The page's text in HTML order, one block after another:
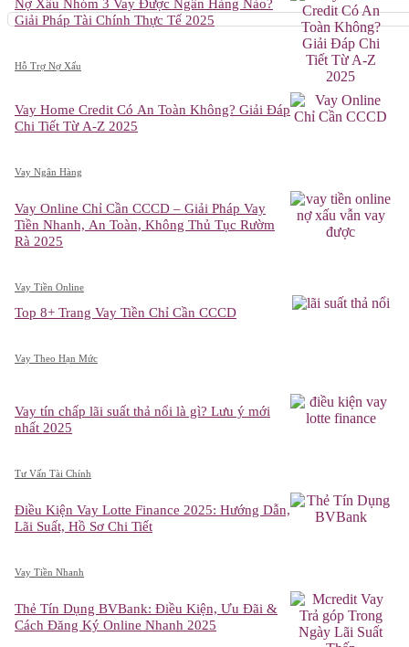
Nợ Xấu Nhóm 3 Vay Được Ngân Hàng Nào?
Giải Pháp Tài Chính Thực Tế 2025
Hỗ Trợ Nợ Xấu
Vay Home Credit Có An Toàn Không? Giải Đáp
Chi Tiết Từ A-Z 2025
Vay Ngân Hàng
Vay Online Chỉ Cần CCCD – Giải Pháp Vay
Tiền Nhanh, An Toàn, Không Thủ Tục Rườm
Rà 2025
Vay Tiền Online
Top 8+ Trang Vay Tiền Chỉ Cần CCCD
Vay Theo Hạn Mức
Vay tín chấp lãi suất thả nổi là gì? Lưu ý mới
nhất 2025
Tư Vấn Tài Chính
Điều Kiện Vay Lotte Finance 2025: Hướng Dẫn,
Lãi Suất, Hồ Sơ Chi Tiết
Vay Tiền Nhanh
Thẻ Tín Dụng BVBank: Điều Kiện, Ưu Đãi &
Cách Đăng Ký Online Nhanh 2025